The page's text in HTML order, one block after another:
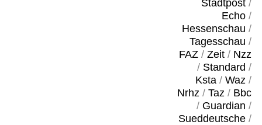
Stadtpost/
Echo/
Hessenschau /
Tagesschau /
FAZ/ Zeit/ Nzz
/ Standard /
Ksta/ Waz/
Nrhz/ Taz/ Bbc
/ Guardian /
Sueddeutsche/